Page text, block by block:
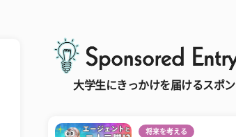
大学生にきっかけを届けるスポ
将来を考える